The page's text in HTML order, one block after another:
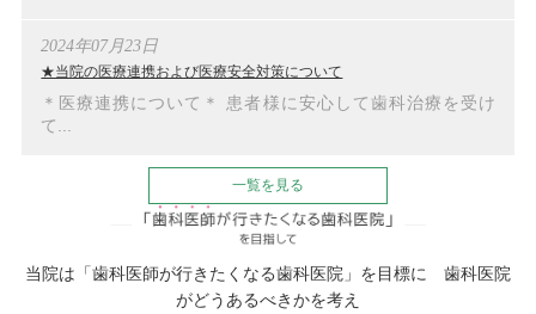
2024年07月23日
★当院の医療連携および医療安全対策について
＊医療連携について＊ 患者様に安心して歯科治療を受け
て...
一覧を見る
当院は「歯科医師が行きたくなる歯科医院」を目標に 歯科医院
がどうあるべきかを考え